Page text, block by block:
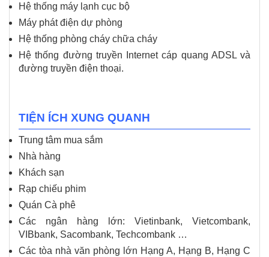
Hệ thống máy lạnh cục bộ
Máy phát điện dự phòng
Hệ thống phòng cháy chữa cháy
Hệ thống đường truyền Internet cáp quang ADSL và
đường truyền điện thoại.
TIỆN ÍCH XUNG QUANH
Trung tâm mua sắm
Nhà hàng
Khách sạn
Rạp chiếu phim
Quán Cà phê
Các ngân hàng lớn: Vietinbank, Vietcombank,
VIBbank, Sacombank, Techcombank …
Các tòa nhà văn phòng lớn Hạng A, Hạng B, Hạng C